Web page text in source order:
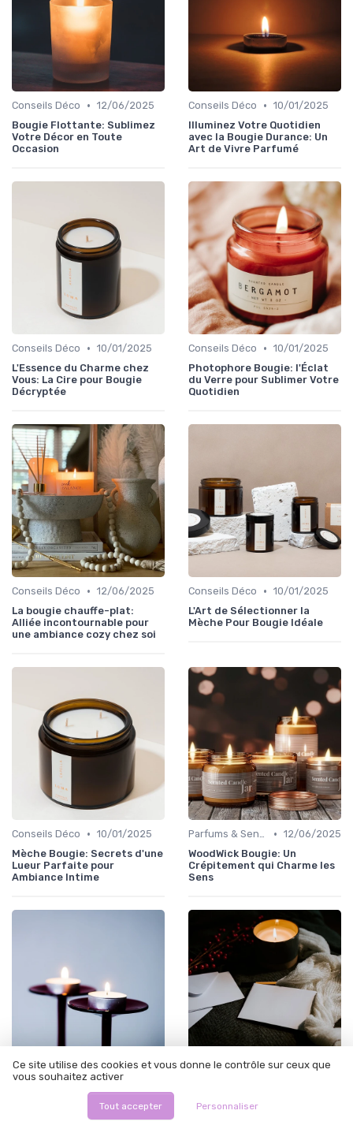
Conseils Déco • 12/06/2025
Bougie Flottante: Sublimez
Votre Décor en Toute
Occasion
Conseils Déco • 10/01/2025
Illuminez Votre Quotidien
avec la Bougie Durance: Un
Art de Vivre Parfumé
Conseils Déco • 10/01/2025
L'Essence du Charme chez
Vous: La Cire pour Bougie
Décryptée
Conseils Déco • 10/01/2025
Photophore Bougie: l'Éclat
du Verre pour Sublimer Votre
Quotidien
Conseils Déco • 12/06/2025
La bougie chauffe-plat:
Alliée incontournable pour
une ambiance cozy chez soi
Conseils Déco • 10/01/2025
L'Art de Sélectionner la
Mèche Pour Bougie Idéale
Conseils Déco • 10/01/2025
Mèche Bougie: Secrets d'une
Lueur Parfaite pour
Ambiance Intime
Parfums & Senteurs • 12/06/2025
WoodWick Bougie: Un
Crépitement qui Charme les
Sens
Conseils Déco
10/01/2025
Dévoilement des Mystères de
la Cire Bougie: Matériaux,
Processus et Tendances
Intérieur avec la Magie des
Ce site utilise des cookies et vous donne le contrôle sur ceux que
vous souhaitez activer
Tout accepter Personnaliser